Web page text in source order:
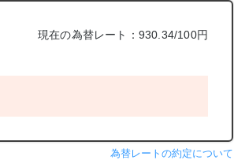
現在の為替レート：930.34/100円
為替レートの約定について